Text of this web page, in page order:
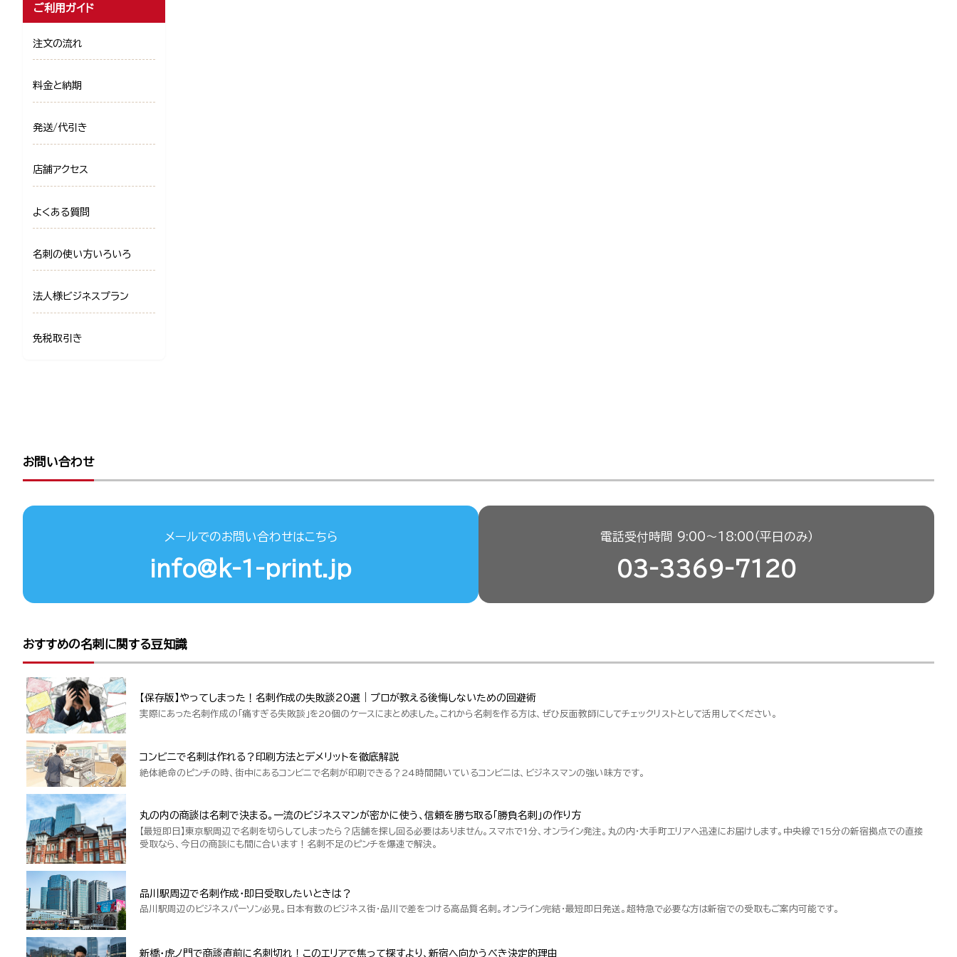
ご利用ガイド
注文の流れ
料金と納期
発送/代引き
店舗アクセス
よくある質問
名刺の使い方いろいろ
法人様ビジネスプラン
免税取引き
お問い合わせ
メールでのお問い合わせはこちら
info@k-1-print.jp
電話受付時間 9:00〜18:00（平日のみ）
03-3369-7120
おすすめの名刺に関する豆知識
【保存版】やってしまった！名刺作成の失敗談20選｜プロが教える後悔しないための回避術
実際にあった名刺作成の「痛すぎる失敗談」を20個のケースにまとめました。これから名刺を作る方は、ぜひ反面教師にしてチェックリストとして活用してください。
コンビニで名刺は作れる？印刷方法とデメリットを徹底解説
絶体絶命のピンチの時、街中にあるコンビニで名刺が印刷できる？24時間開いているコンビニは、ビジネスマンの強い味方です。
丸の内の商談は名刺で決まる。一流のビジネスマンが密かに使う、信頼を勝ち取る「勝負名刺」の作り方
【最短即日】東京駅周辺で名刺を切らしてしまったら？店舗を探し回る必要はありません。スマホで1分、オンライン発注。丸の内・大手町エリアへ迅速にお届けします。中央線で15分の新宿拠点での直接
受取なら、今日の商談にも間に合います！名刺不足のピンチを爆速で解決。
品川駅周辺で名刺作成・即日受取したいときは？
品川駅周辺のビジネスパーソン必見。日本有数のビジネス街・品川で差をつける高品質名刺。オンライン完結・最短即日発送。超特急で必要な方は新宿での受取もご案内可能です。
新橋・虎ノ門で商談直前に名刺切れ！このエリアで焦って探すより、新宿へ向かうべき決定的理由